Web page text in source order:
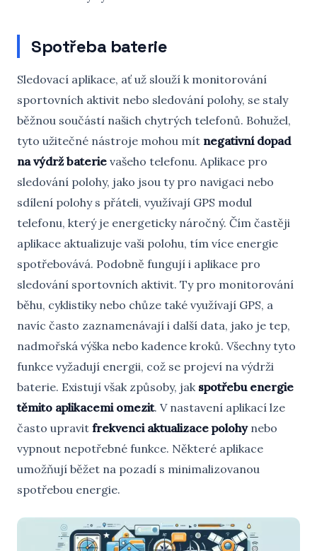
Spotřeba baterie
Sledovací aplikace, ať už slouží k monitorování
sportovních aktivit nebo sledování polohy, se staly
běžnou součástí našich chytrých telefonů. Bohužel,
tyto užitečné nástroje mohou mít negativní dopad
na výdrž baterie vašeho telefonu. Aplikace pro
sledování polohy, jako jsou ty pro navigaci nebo
sdílení polohy s přáteli, využívají GPS modul
telefonu, který je energeticky náročný. Čím častěji
aplikace aktualizuje vaši polohu, tím více energie
spotřebovává. Podobně fungují i aplikace pro
sledování sportovních aktivit. Ty pro monitorování
běhu, cyklistiky nebo chůze také využívají GPS, a
navíc často zaznamenávají i další data, jako je tep,
nadmořská výška nebo kadence kroků. Všechny tyto
funkce vyžadují energii, což se projeví na výdrži
baterie. Existují však způsoby, jak spotřebu energie
těmito aplikacemi omezit. V nastavení aplikací lze
často upravit frekvenci aktualizace polohynebo
vypnout nepotřebné funkce. Některé aplikace
umožňují běžet na pozadí s minimalizovanou
spotřebou energie.